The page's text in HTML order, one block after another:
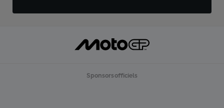
Sponsors officiels